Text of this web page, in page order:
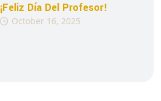
¡Feliz Día Del Profesor!
October 16, 2025